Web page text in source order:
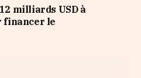
milliards USD à
financer le